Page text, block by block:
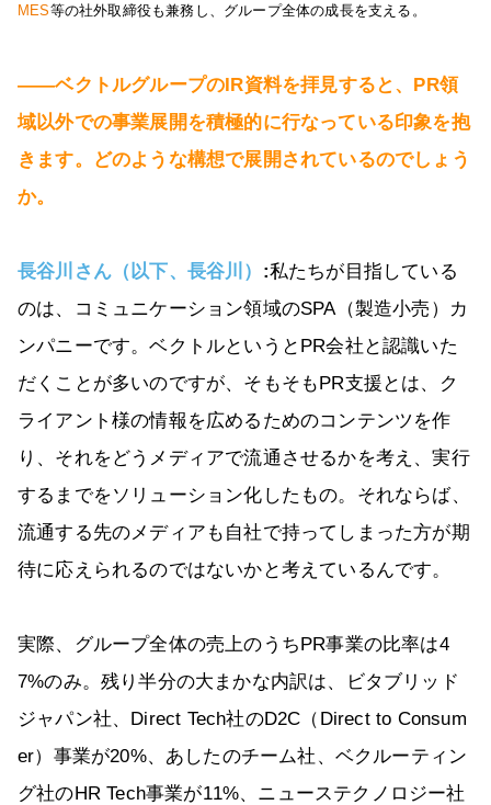
MES等の社外取締役も兼務し、グループ全体の成長を支える。
――ベクトルグループのIR資料を拝見すると、PR領
域以外での事業展開を積極的に行なっている印象を抱
きます。どのような構想で展開されているのでしょう
か。
長谷川さん（以下、長谷川） :私たちが目指している
のは、コミュニケーション領域のSPA（製造小売）カ
ンパニーです。ベクトルというとPR会社と認識いた
だくことが多いのですが、そもそもPR支援とは、ク
ライアント様の情報を広めるためのコンテンツを作
り、それをどうメディアで流通させるかを考え、実行
するまでをソリューション化したもの。それならば、
流通する先のメディアも自社で持ってしまった方が期
待に応えられるのではないかと考えているんです。
実際、グループ全体の売上のうちPR事業の比率は4
7%のみ。残り半分の大まかな内訳は、ビタブリッド
ジャパン社、Direct Tech社のD2C（Direct to Consum
er）事業が20%、あしたのチーム社、ベクルーティン
グ社のHR Tech事業が11%、ニューステクノロジー社